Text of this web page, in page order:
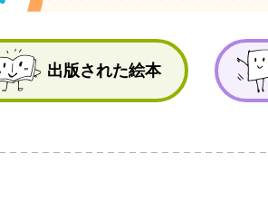
出版された絵本